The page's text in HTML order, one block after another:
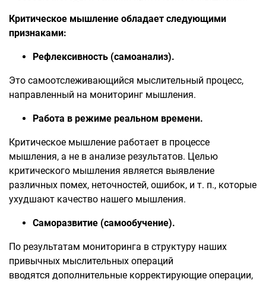
Критическое мышление обладает следующими
признаками:
Рефлексивность (самоанализ).
Это самоотслеживающийся мыслительный процесс,
направленный на мониторинг мышления.
Работа в режиме реальном времени.
Критическое мышление работает в процессе
мышления, а не в анализе результатов. Целью
критического мышления является выявление
различных помех, неточностей, ошибок, и т. п., которые
ухудшают качество нашего мышления.
Саморазвитие (самообучение).
По результатам мониторинга в структуру наших
привычных мыслительных операций
вводятся дополнительные корректирующие операции,